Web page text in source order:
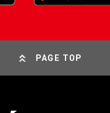
PAGE TOP